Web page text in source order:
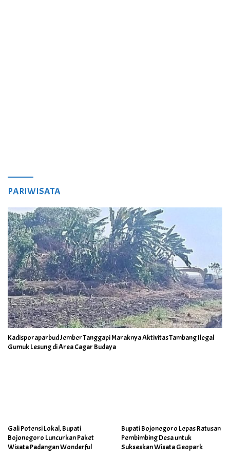
PARIWISATA
Kadisporaparbud Jember Tanggapi Maraknya Aktivitas Tambang Ilegal
Gumuk Lesung di Area Cagar Budaya
Gali Potensi Lokal, Bupati
Bojonegoro Luncurkan Paket
Wisata Padangan Wonderful
Bupati Bojonegoro Lepas Ratusan
Pembimbing Desa untuk
Sukseskan Wisata Geopark